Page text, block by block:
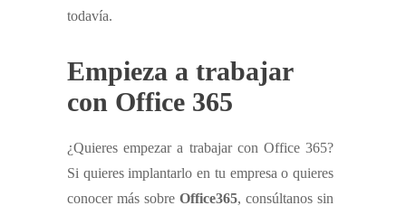
todavía.
Empieza a trabajar
con Office 365
¿Quieres empezar a trabajar con Office 365?
Si quieres implantarlo en tu empresa o quieres
conocer más sobre Office365, consúltanos sin